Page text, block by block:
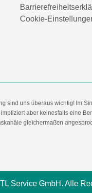
Cookie-
sind uns überaus wichtig! Im
aber keinesfalls eine
gleichermaßen
Service GmbH. Alle